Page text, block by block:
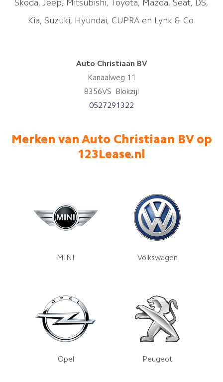
Škoda, Jeep, Mitsubishi, Toyota, Mazda, Seat, DS,
Kia, Suzuki, Hyundai, CUPRA en Lynk & Co.
Auto Christiaan BV
Kanaalweg 11
8356VS Blokzijl
0527291322
Merken van Auto Christiaan BV op
123Lease.nl
MINI Volkswagen
Opel Peugeot